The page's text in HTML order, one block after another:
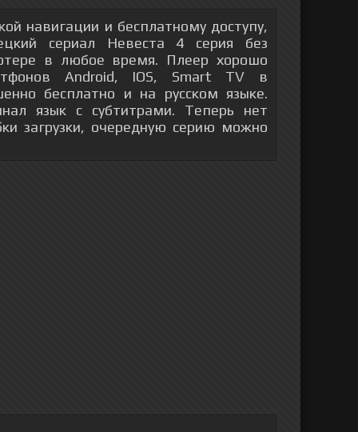
навигации и бесплатному доступу,
сериал Невеста 4 серия без
в любое время. Плеер хорошо
Android, IOS, Smart TV в
бесплатно и на русском языке.
язык с субтитрами. Теперь нет
загрузки, очередную серию можно